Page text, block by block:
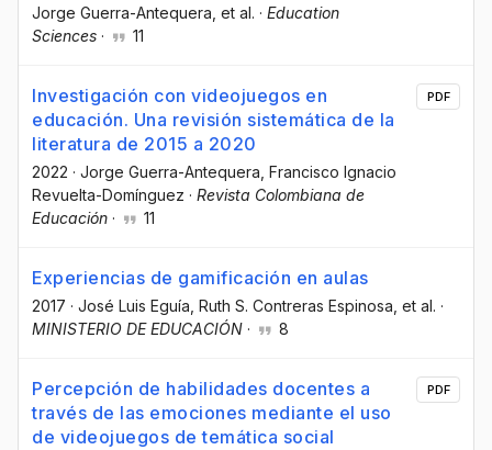
Jorge Guerra-Antequera , et al. · Education
Sciences · 11
Investigación con videojuegos en
educación. Una revisión sistemática de la
literatura de 2015 a 2020
2022 · Jorge Guerra-Antequera , Francisco Ignacio
Revuelta-Domínguez · Revista Colombiana de
Educación · 11
PDF
Experiencias de gamificación en aulas
2017 · José Luis Eguía , Ruth S. Contreras Espinosa , et al. ·
MINISTERIO DE EDUCACIÓN · 8
Percepción de habilidades docentes a
través de las emociones mediante el uso
de videojuegos de temática social
PDF